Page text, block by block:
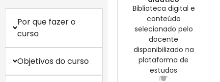
Por que fazer o
curso
Objetivos do curso
Biblioteca digital e
conteúdo
selecionado pelo
docente
disponibilizado na
plataforma de
estudos